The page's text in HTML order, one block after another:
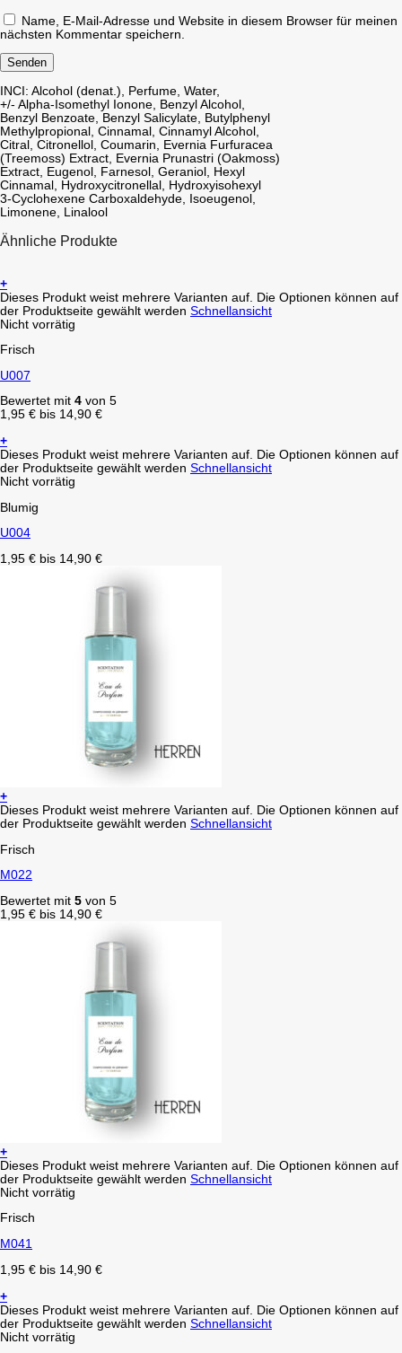
Name, E-Mail-Adresse und Website in diesem Browser für meinen
nächsten Kommentar speichern.
INCI: Alcohol (denat.), Perfume, Water,
+/- Alpha-Isomethyl Ionone, Benzyl Alcohol,
Benzyl Benzoate, Benzyl Salicylate, Butylphenyl
Methylpropional, Cinnamal, Cinnamyl Alcohol,
Citral, Citronellol, Coumarin, Evernia Furfuracea
(Treemoss) Extract, Evernia Prunastri (Oakmoss)
Extract, Eugenol, Farnesol, Geraniol, Hexyl
Cinnamal, Hydroxycitronellal, Hydroxyisohexyl
3-Cyclohexene Carboxaldehyde, Isoeugenol,
Limonene, Linalool
Ähnliche Produkte
+
Dieses Produkt weist mehrere Varianten auf. Die Optionen können auf
der Produktseite gewählt werden Schnellansicht
Nicht vorrätig
Frisch
U007
Bewertet mit 4 von 5
1,95 € bis 14,90 €
+
Dieses Produkt weist mehrere Varianten auf. Die Optionen können auf
der Produktseite gewählt werden Schnellansicht
Nicht vorrätig
Blumig
U004
1,95 € bis 14,90 €
+
Dieses Produkt weist mehrere Varianten auf. Die Optionen können auf
der Produktseite gewählt werden Schnellansicht
Frisch
M022
Bewertet mit 5 von 5
1,95 € bis 14,90 €
+
Dieses Produkt weist mehrere Varianten auf. Die Optionen können auf
der Produktseite gewählt werden Schnellansicht
Nicht vorrätig
Frisch
M041
1,95 € bis 14,90 €
+
Dieses Produkt weist mehrere Varianten auf. Die Optionen können auf
der Produktseite gewählt werden Schnellansicht
Nicht vorrätig